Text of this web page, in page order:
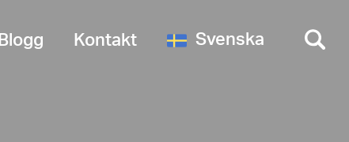
Blogg Kontakt Svenska